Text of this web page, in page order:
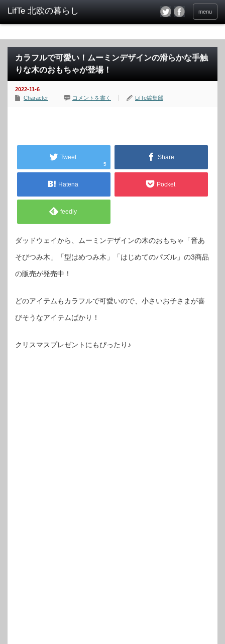
menu
カラフルで可愛い！ムーミンデザインの滑らかな手触
りな木のおもちゃが登場！
2022-11-6
Character
コメントを書く LifTe編集部
Tweet
5
Share
Hatena Pocket
feedly
ダッドウェイから、ムーミンデザインの木のおもちゃ「音あ
そびつみ木」「型はめつみ木」「はじめてのパズル」の3商品
の販売が発売中！
どのアイテムもカラフルで可愛いので、小さいお子さまが喜
びそうなアイテムばかり！
クリスマスプレゼントにもぴったり♪